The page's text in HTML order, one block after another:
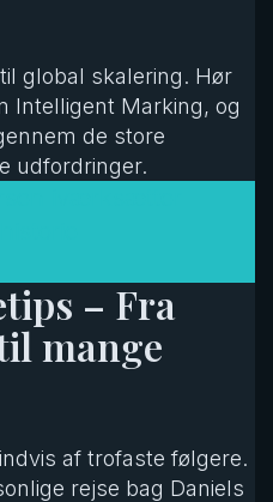
global skalering. Hør
Intelligent Marking, og
de store
udfordringer.
– Fra
mange
af trofaste følgere.
rejse bag Daniels